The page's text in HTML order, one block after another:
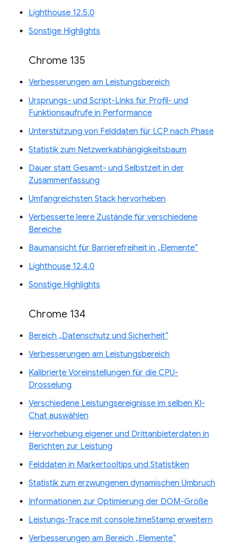
Lighthouse 12.5.0
Sonstige Highlights
Chrome 135
Verbesserungen am Leistungsbereich
Ursprungs- und Script-Links für Profil- und
Funktionsaufrufe in Performance
Unterstützung von Felddaten für LCP nach Phase
Statistik zum Netzwerkabhängigkeitsbaum
Dauer statt Gesamt- und Selbstzeit in der
Zusammenfassung
Umfangreichsten Stack hervorheben
Verbesserte leere Zustände für verschiedene
Bereiche
Baumansicht für Barrierefreiheit in „Elemente“
Lighthouse 12.4.0
Sonstige Highlights
Chrome 134
Bereich „Datenschutz und Sicherheit“
Verbesserungen am Leistungsbereich
Kalibrierte Voreinstellungen für die CPU-
Drosselung
Verschiedene Leistungsereignisse im selben KI-
Chat auswählen
Hervorhebung eigener und Drittanbieterdaten in
Berichten zur Leistung
Felddaten in Markertooltips und Statistiken
Statistik zum erzwungenen dynamischen Umbruch
Informationen zur Optimierung der DOM-Größe
Leistungs-Trace mit console.timeStamp erweitern
Verbesserungen am Bereich „Elemente“